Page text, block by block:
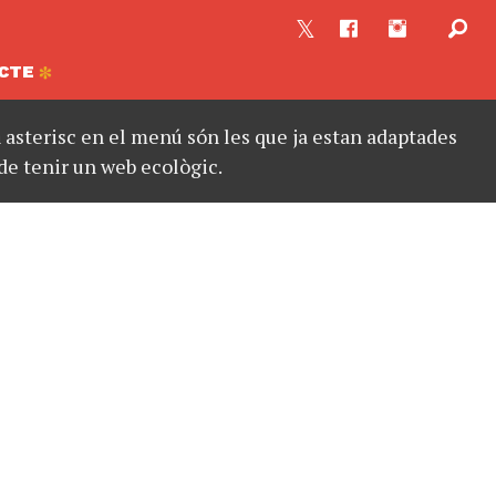
en el menú són les que ja estan adaptades
tenir un web ecològic.